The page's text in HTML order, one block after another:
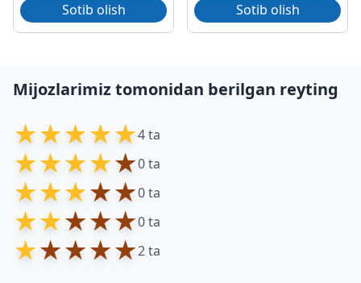
Sotib olish Sotib olish
Mijozlarimiz tomonidan berilgan reyting
★★★★★4 ta
★★★★★0 ta
★★★★★0 ta
★★★★★0 ta
★★★★★2 ta